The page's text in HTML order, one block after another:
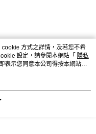
方式之詳情，及若您不希
設定，請參閱本網站「 隱私
表示您同意本公司得按本網站使